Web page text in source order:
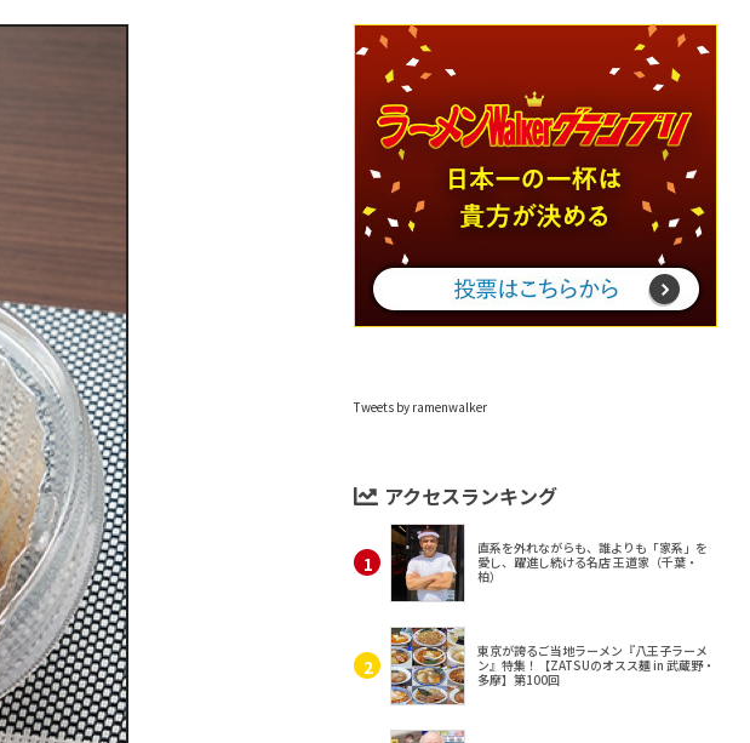
Tweets by ramenwalker
アクセスランキング
直系を外れながらも、誰よりも「家系」を
愛し、躍進し続ける名店 王道家（千葉・
柏）
東京が誇るご当地ラーメン『八王子ラーメ
ン』特集！【ZATSUのオスス麺 in 武蔵野・
多摩】第100回